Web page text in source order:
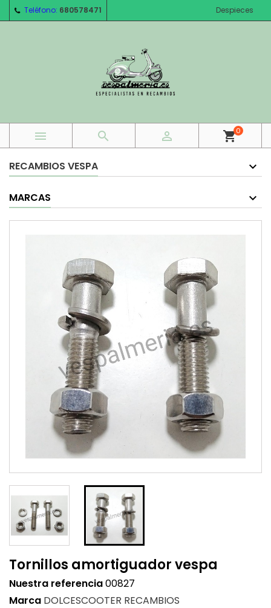
Teléfono: 680578471 Despieces
   shopping_cart0
RECAMBIOS VESPA
MARCAS
Tornillos amortiguador vespa
Nuestra referencia00827
Marca DOLCESCOOTER RECAMBIOS